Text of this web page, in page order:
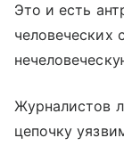
Это и есть
человеческих
Журналистов
цепочку